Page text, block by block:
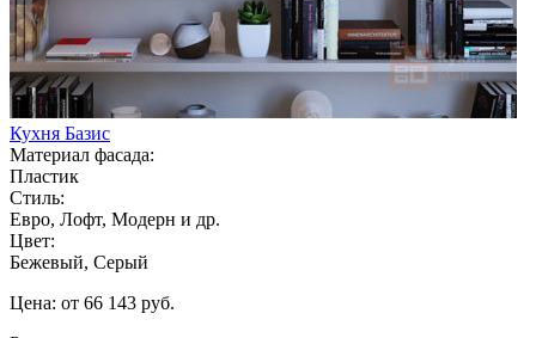
Кухня Базис
Материал фасада:
Пластик
Стиль:
Евро, Лофт, Модерн и др.
Цвет:
Бежевый, Серый
Цена: от 66 143 руб.